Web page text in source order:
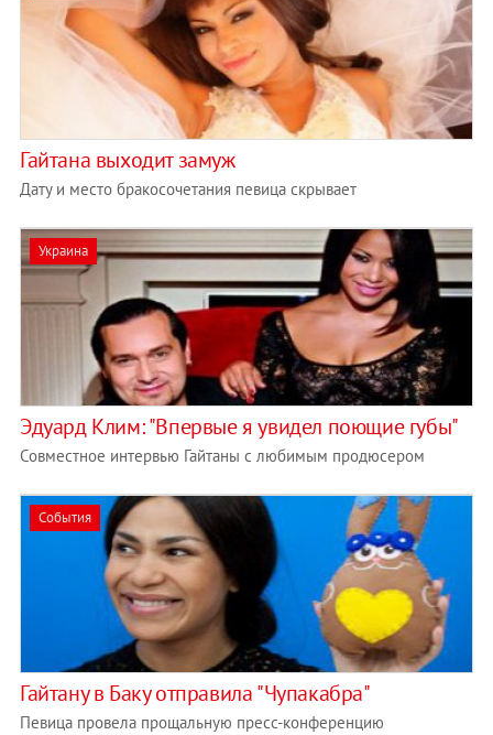
Гайтана выходит замуж
Дату и место бракосочетания певица скрывает
Украина
Эдуард Клим: "Впервые я увидел поющие губы"
Совместное интервью Гайтаны с любимым продюсером
События
Гайтану в Баку отправила "Чупакабра"
Певица провела прощальную пресс-конференцию